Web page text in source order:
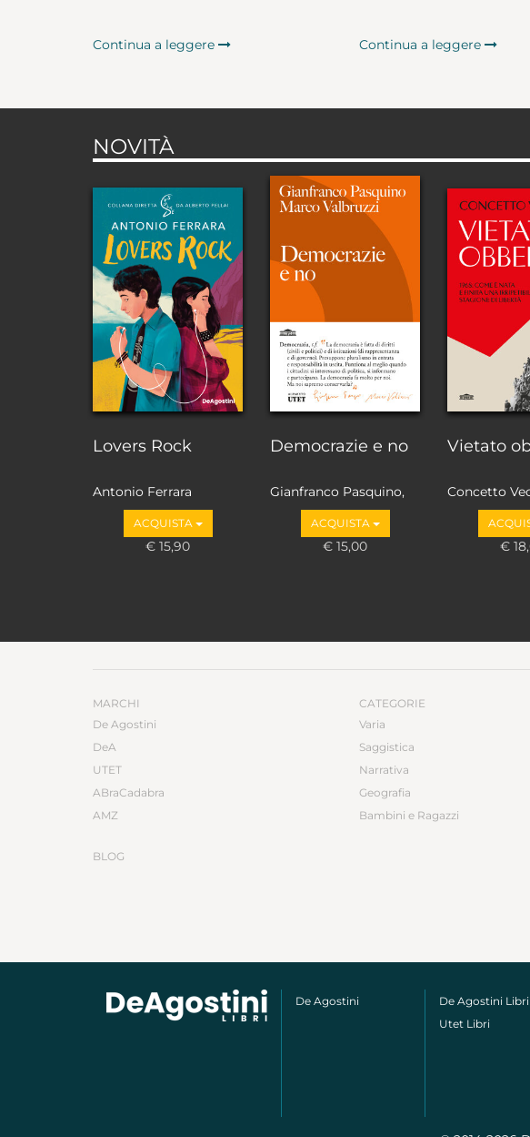
Continua a leggere Continua a leggere
NOVITÀ
Lovers Rock
Antonio Ferrara
ACQUISTA
€ 15,90
Democrazie e no
Gianfranco Pasquino,
Marco Valbruzzi
ACQUISTA
€ 15,00
Vietato
Concetto
€
MARCHI
De Agostini
DeA
UTET
ABraCadabra
AMZ
BLOG
CATEGORIE
Varia
Saggistica
Narrativa
Geografia
Bambini e Ragazzi
De Agostini
De Agostini Libri
Utet Libri